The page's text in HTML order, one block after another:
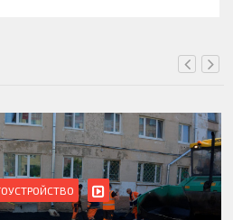
ВИДЕОРЕПОРТАЖИ